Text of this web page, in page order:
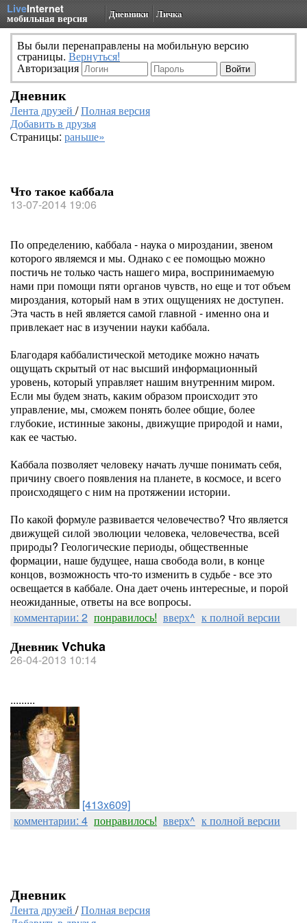
LiveInternet
мобильная версия Дневники Личка
Вы были перенаправлены на мобильную версию
страницы. Вернуться!
Авторизация
Дневник
Лента друзей /Полная версия
Добавить в друзья
Страницы: раньше»
Что такое каббала
13-07-2014 19:06
По определению, каббала - наука о мироздании, звеном
которого являемся и мы. Однако с ее помощью можно
постичь не только часть нашего мира, воспринимаемую
нами при помощи пяти органов чувств, но еще и тот объем
мироздания, который нам в этих ощущениях не доступен.
Эта часть в ней является самой главной - именно она и
привлекает нас в изучении науки каббала.
Благодаря каббалистической методике можно начать
ощущать скрытый от нас высший информационный
уровень, который управляет нашим внутренним миром.
Если мы будем знать, каким образом происходит это
управление, мы, сможем понять более общие, более
глубокие, истинные законы, движущие природой и нами,
как ее частью.
Каббала позволяет человеку начать лучше понимать себя,
причину своего появления на планете, в космосе, и всего
происходящего с ним на протяжении истории.
По какой формуле развивается человечество? Что является
движущей силой эволюции человека, человечества, всей
природы? Геологические периоды, общественные
формации, наше будущее, наша свобода воли, в конце
концов, возможность что-то изменить в судьбе - все это
освещается в каббале. Она дает очень интересные, и порой
неожиданные, ответы на все вопросы.
комментарии: 2 понравилось! вверх^ к полной версии
Дневник Vchuka
26-04-2013 10:14
.........
[413x609]
комментарии: 4 понравилось! вверх^ к полной версии
Дневник
Лента друзей /Полная версия